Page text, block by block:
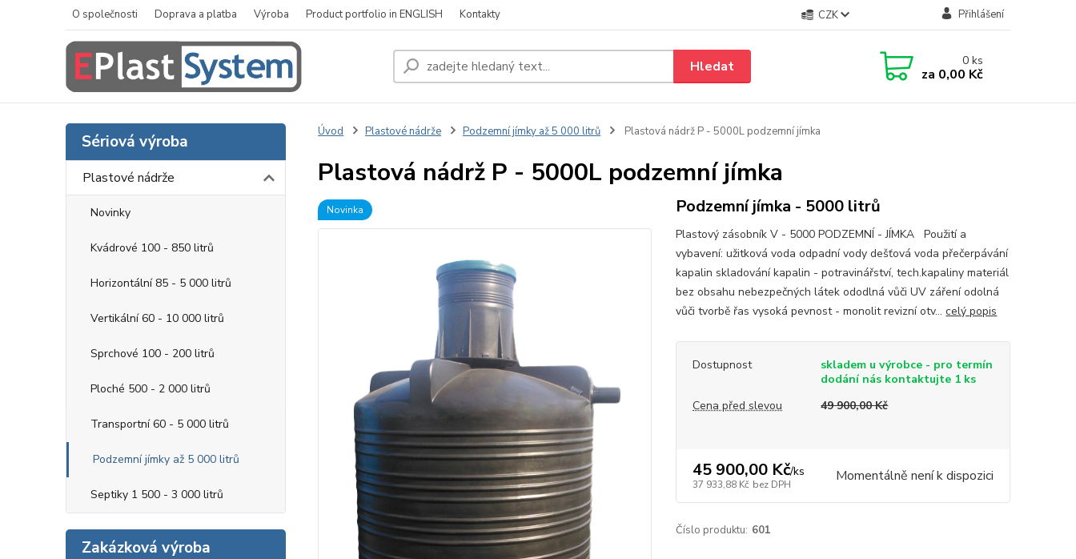
O společnosti Doprava a platba Výroba Product portfolio in ENGLISH Kontakty CZK Přihlášení
Hledat 0 ks
za 0,00 Kč
Sériová výroba
Plastové nádrže
Novinky
Kvádrové 100 - 850 litrů
Horizontální 85 - 5 000 litrů
Vertikální 60 - 10 000 litrů
Sprchové 100 - 200 litrů
Ploché 500 - 2 000 litrů
Transportní 60 - 5 000 litrů
Podzemní jímky až 5 000 litrů
Septiky 1 500 - 3 000 litrů
Zakázková výroba
Úvod Plastové nádrže Podzemní jímky až 5 000 litrů Plastová nádrž P - 5000L podzemní jímka
Plastová nádrž P - 5000L podzemní jímka
Novinka Podzemní jímka - 5000 litrů
Plastový zásobník V - 5000 PODZEMNÍ - JÍMKA Použití a
vybavení: užitková voda odpadní vody dešťová voda přečerpávání
kapalin skladování kapalin - potravinářství, tech.kapaliny materiál
bez obsahu nebezpečných látek ododlná vůči UV záření odolná
vůči tvorbě řas vysoká pevnost - monolit revizní otv...celý popis
Dostupnost
skladem u výrobce - pro termín
dodání nás kontaktujte 1 ks
Cena před slevou
49 900,00 Kč
45 900,00 Kč/ks
37 933,88 Kč bez DPH Momentálně není k dispozici
Číslo produktu: 601